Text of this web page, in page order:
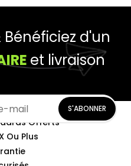
Bénéficiez d'un
et livraison
S'ABONNER
Offerts
Ou Plus